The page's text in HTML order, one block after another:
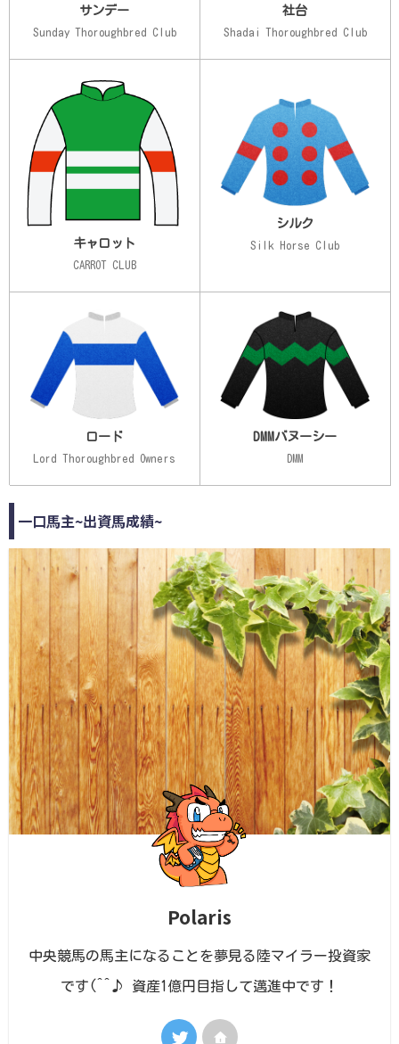
サンデー
Sunday Thoroughbred Club
社台
Shadai Thoroughbred Club
キャロット
CARROT CLUB
シルク
Silk Horse Club
ロード
Lord Thoroughbred Owners
DMMバヌーシー
DMM
一口馬主~出資馬成績~
Polaris
中央競馬の馬主になることを夢見る陸マイラー投資家
です(^^♪ 資産1億円目指して邁進中です！